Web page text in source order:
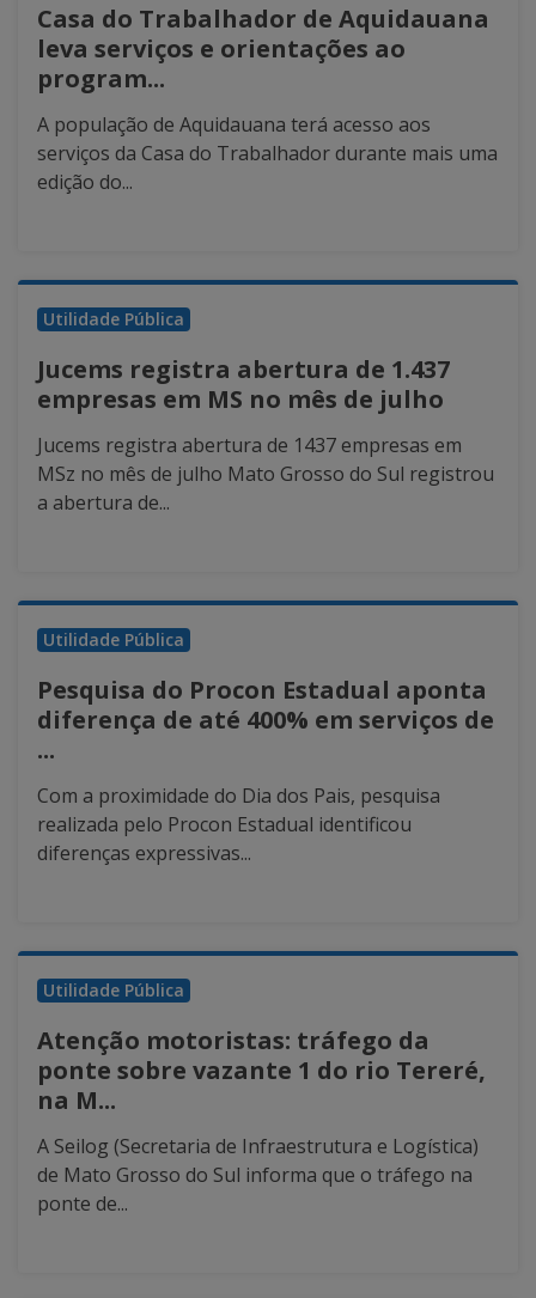
Casa do Trabalhador de Aquidauana
leva serviços e orientações ao
program...
A população de Aquidauana terá acesso aos
serviços da Casa do Trabalhador durante mais uma
edição do...
Utilidade Pública
Jucems registra abertura de 1.437
empresas em MS no mês de julho
Jucems registra abertura de 1437 empresas em
MSz no mês de julho Mato Grosso do Sul registrou
a abertura de...
Utilidade Pública
Pesquisa do Procon Estadual aponta
diferença de até 400% em serviços de
...
Com a proximidade do Dia dos Pais, pesquisa
realizada pelo Procon Estadual identificou
diferenças expressivas...
Utilidade Pública
Atenção motoristas: tráfego da
ponte sobre vazante 1 do rio Tereré,
na M...
A Seilog (Secretaria de Infraestrutura e Logística)
de Mato Grosso do Sul informa que o tráfego na
ponte de...